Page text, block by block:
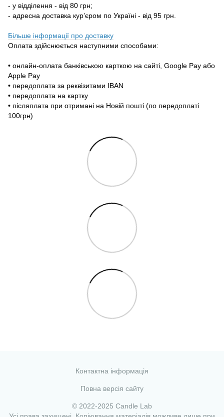
- у відділення - від 80 грн;
- адресна доставка кур’єром по Україні - від 95 грн.
Більше інформації про доставку
Оплата здійснюється наступними способами:
• онлайн-оплата банківською карткою на сайті, Google Pay або
Apple Pay
• передоплата за реквізитами IBAN
• передоплата на картку
• післяплата при отримані на Новій пошті (по передоплаті
100грн)
Контактна інформація
Повна версія сайту
© 2022-2025 Candle Lab